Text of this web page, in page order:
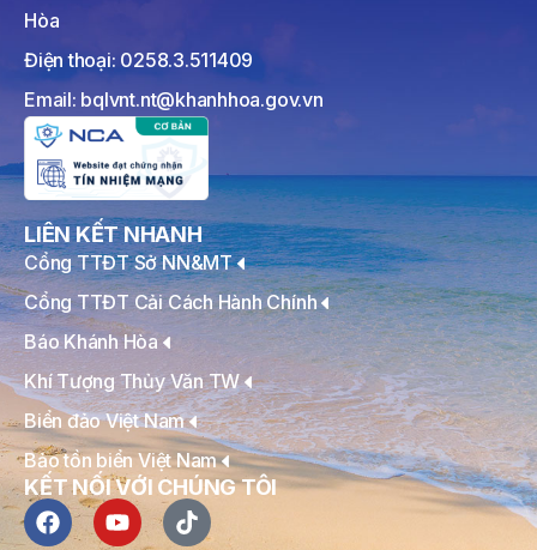
Hòa
Điện thoại: 0258.3.511409
Email: bqlvnt.nt@khanhhoa.gov.vn
LIÊN KẾT NHANH
Cổng TTĐT Sở NN&MT
Cổng TTĐT Cải Cách Hành Chính
Báo Khánh Hòa
Khí Tượng Thủy Văn TW
Biển đảo Việt Nam
Bảo tồn biển Việt Nam
KẾT NỐI VỚI CHÚNG TÔI